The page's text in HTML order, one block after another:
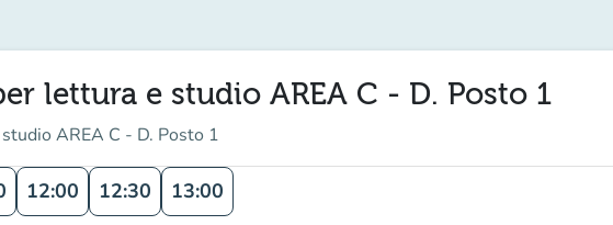
lettura e studio AREA C - D. Posto 1
AREA C - D. Posto 1
12:00 12:30 13:00